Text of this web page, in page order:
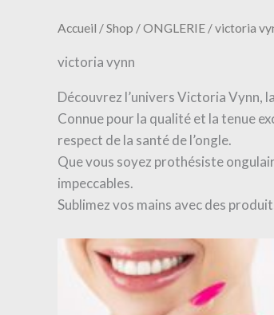
Accueil /Shop /ONGLERIE / victoria
victoria vynn
Découvrez l’univers Victoria Vynn,
Connue pour la qualité et la tenue
respect de la santé de l’ongle.
Que vous soyez prothésiste
impeccables.
Sublimez vos mains avec des